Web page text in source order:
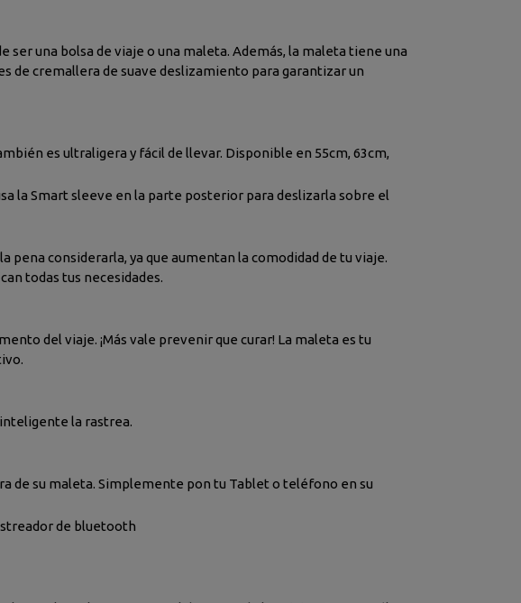
ser una bolsa de viaje o una maleta. Además, la maleta tiene una
de cremallera de suave deslizamiento para garantizar un
es ultraligera y fácil de llevar. Disponible en 55cm, 63cm,
la Smart sleeve en la parte posterior para deslizarla sobre el
pena considerarla, ya que aumentan la comodidad de tu viaje.
todas tus necesidades.
del viaje. ¡Más vale prevenir que curar! La maleta es tu
la rastrea.
de su maleta. Simplemente pon tu Tablet o teléfono en su
de bluetooth